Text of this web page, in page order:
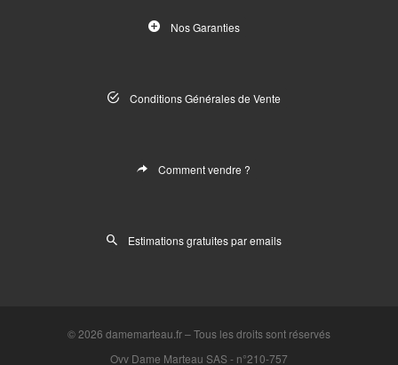
Nos Garanties
Conditions Générales de Vente
Comment vendre ?
Estimations gratuites par emails
© 2026 damemarteau.fr–Tous les droits sont réservés
Ovv Dame Marteau SAS - n°210-757